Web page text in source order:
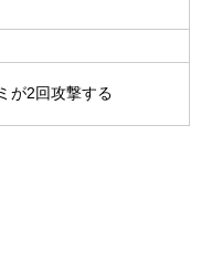
が2回攻撃する